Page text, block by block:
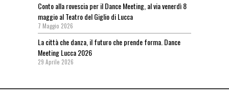
Conto alla rovescia per il Dance Meeting, al via venerdì 8
maggio al Teatro del Giglio di Lucca
7 Maggio 2026
La città che danza, il futuro che prende forma. Dance
Meeting Lucca 2026
29 Aprile 2026